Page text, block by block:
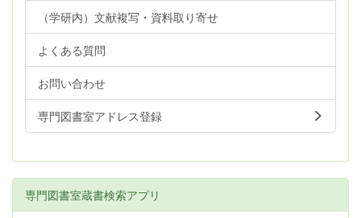
（学研内）文献複写・資料取り寄せ
よくある質問
お問い合わせ
専門図書室アドレス登録
専門図書室蔵書検索アプリ